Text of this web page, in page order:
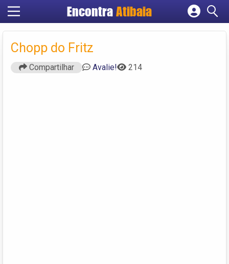
Encontra Atibaia
Cadastrar empresa
Chopp do Fritz
Compartilhar Avalie! 214